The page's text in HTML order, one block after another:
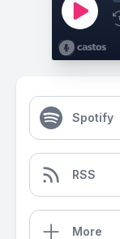
Spotify
RSS
More